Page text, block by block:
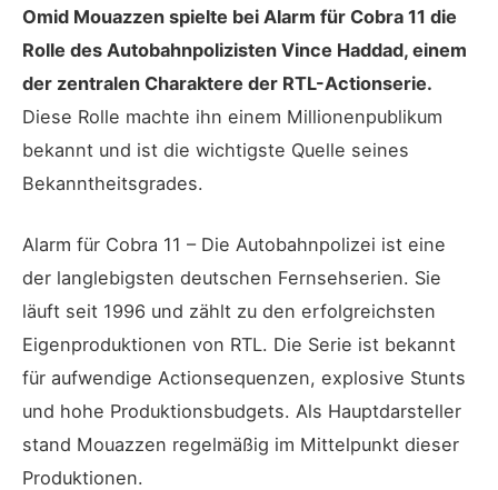
Omid Mouazzen spielte bei Alarm für Cobra 11 die
Rolle des Autobahnpolizisten Vince Haddad, einem
der zentralen Charaktere der RTL-Actionserie.
Diese Rolle machte ihn einem Millionenpublikum
bekannt und ist die wichtigste Quelle seines
Bekanntheitsgrades.
Alarm für Cobra 11 – Die Autobahnpolizei ist eine
der langlebigsten deutschen Fernsehserien. Sie
läuft seit 1996 und zählt zu den erfolgreichsten
Eigenproduktionen von RTL. Die Serie ist bekannt
für aufwendige Actionsequenzen, explosive Stunts
und hohe Produktionsbudgets. Als Hauptdarsteller
stand Mouazzen regelmäßig im Mittelpunkt dieser
Produktionen.